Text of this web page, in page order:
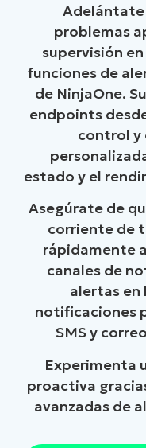
Adelántate
problemas
supervisión
funciones de
de NinjaOne.
endpoints
control y
estado y el
Asegúrate de
corriente de
rápidamente
canales de
alertas en
notificaciones
SMS y
Experimenta
proactiva
avanzadas de